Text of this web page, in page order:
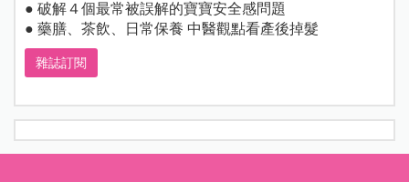
● 破解４個最常被誤解的寶寶安全感問題
● 藥膳、茶飲、日常保養 中醫觀點看產後掉髮
雜誌訂閱